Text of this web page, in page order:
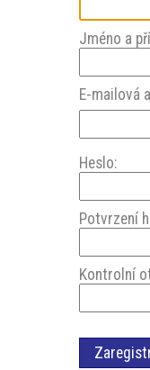
ProfiMagJméno a
E-mailová
Heslo:
Potvrzení
Kontrolní